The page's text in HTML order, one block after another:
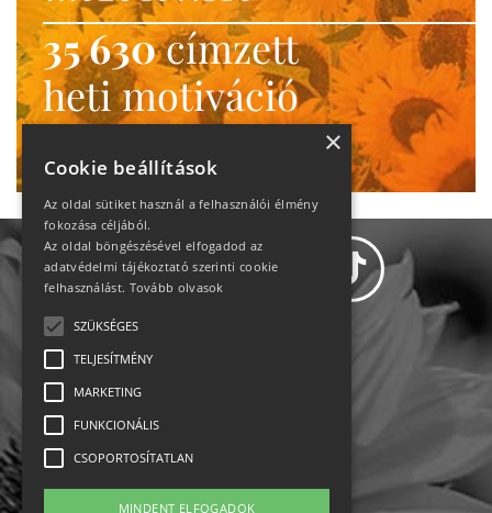
35 630címzett
heti motiváció
Ne maradj le!
Impresszum-kapcsolat
×
Cookie beállítások
Az oldal sütiket használ a felhasználói élmény
fokozása céljából.
Az oldal böngészésével elfogadod az
adatvédelmi tájékoztató szerinti cookie
felhasználást. Tovább olvasok
SZÜKSÉGES
TELJESÍTMÉNY
MARKETING
FUNKCIONÁLIS
CSOPORTOSÍTATLAN
MINDENT ELFOGADOK